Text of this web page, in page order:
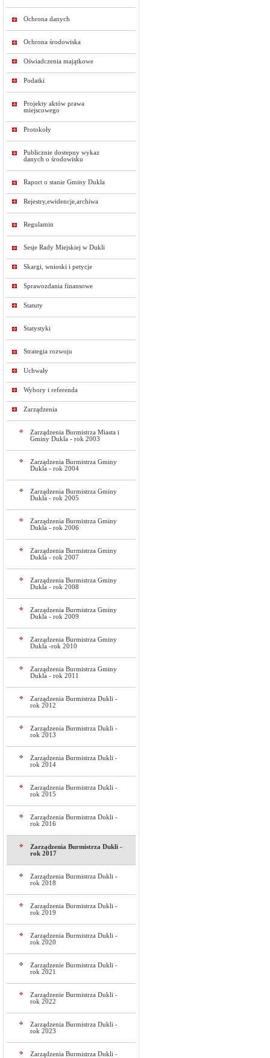
Ochrona danych
Ochrona środowiska
Oświadczenia majątkowe
Podatki
Projekty aktów prawa
miejscowego
Protokoły
Publicznie dostepny wykaz
danych o środowisku
Raport o stanie Gminy Dukla
Rejestry,ewidencje,archiwa
Regulamin
Sesje Rady Miejskiej w Dukli
Skargi, wnioski i petycje
Sprawozdania finansowe
Statuty
Statystyki
Strategia rozwoju
Uchwały
Wybory i referenda
Zarządzenia
Zarządzenia Burmistrza Miasta i
Gminy Dukla - rok 2003
Zarządzenia Burmistrza Gminy
Dukla - rok 2004
Zarządzenia Burmistrza Gminy
Dukla - rok 2005
Zarządzenia Burmistrza Gminy
Dukla - rok 2006
Zarządzenia Burmistrza Gminy
Dukla - rok 2007
Zarządzenia Burmistrza Gminy
Dukla - rok 2008
Zarządzenia Burmistrza Gminy
Dukla - rok 2009
Zarządzenia Burmistrza Gminy
Dukla -rok 2010
Zarządzenia Burmistrza Gminy
Dukla - rok 2011
Zarządzenia Burmistrza Dukli -
rok 2012
Zarządzenia Burmistrza Dukli -
rok 2013
Zarządzenia Burmistrza Dukli -
rok 2014
Zarządzenia Burmistrza Dukli -
rok 2015
Zarządzenia Burmistrza Dukli -
rok 2016
Zarządzenia Burmistrza Dukli -
rok 2017
Zarządzenia Burmistrza Dukli -
rok 2018
Zarządzenia Burmistrza Dukli -
rok 2019
Zarządzenia Burmistrza Dukli -
rok 2020
Zarządzenie Burmistrza Dukli -
rok 2021
Zarządzenie Burmistrza Dukli -
rok 2022
Zarządzenia Burmistrza Dukli -
rok 2023
Zarządzenia Burmistrza Dukli -